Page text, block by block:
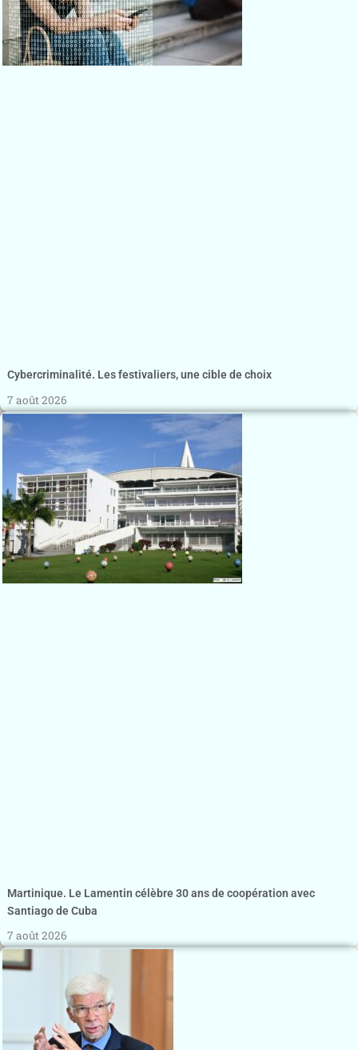
Cybercriminalité. Les festivaliers, une cible de choix
7 août 2026
Martinique. Le Lamentin célèbre 30 ans de coopération avec
Santiago de Cuba
7 août 2026